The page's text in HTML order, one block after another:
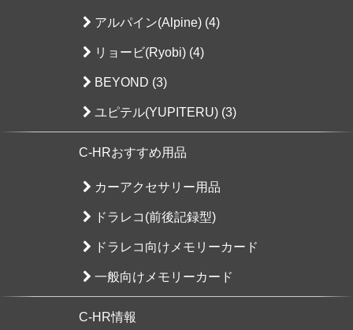
アルパイン(Alpine) (4)
リョービ(Ryobi) (4)
BEYOND (3)
ユピテル(YUPITERU) (3)
C-HRおすすめ用品
カーアクセサリー用品
ドラレコ(前後記録型)
ドラレコ向けメモリーカード
一般向けメモリーカード
C-HR情報